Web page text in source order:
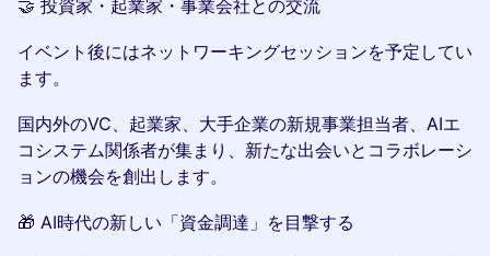
🤝 投資家・起業家・事業会社との交流
イベント後にはネットワーキングセッションを予定してい
ます。
国内外のVC、起業家、大手企業の新規事業担当者、AIエ
コシステム関係者が集まり、新たな出会いとコラボレーシ
ョンの機会を創出します。
🎁 AI時代の新しい「資金調達」を目撃する